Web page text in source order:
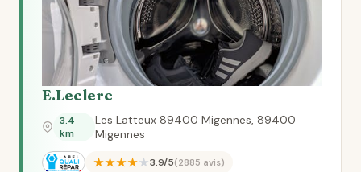
E.Leclerc
3.4
km
Les Latteux 89400 Migennes, 89400
Migennes
★★★★★3.9/5(2885 avis)